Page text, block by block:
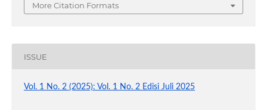
More Citation Formats
ISSUE
Vol. 1 No. 2 (2025): Vol. 1 No. 2 Edisi Juli 2025